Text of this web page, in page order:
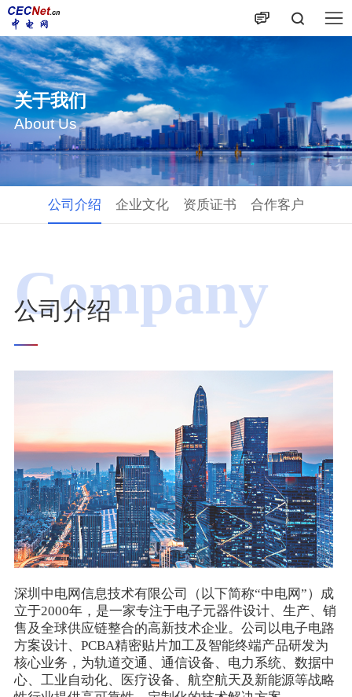
关于我们
About Us
公司介绍 企业文化 资质证书 合作客户
Company
公司介绍
深圳中电网信息技术有限公司（以下简称“中电网”）成
立于2000年，是一家专注于电子元器件设计、生产、销
售及全球供应链整合的高新技术企业。公司以‌电子电路
方案设计、PCBA精密贴片加工及智能终端产品研发‌为
核心业务，为轨道交通、通信设备、电力系统、数据中
心、工业自动化、医疗设备、航空航天及新能源等战略